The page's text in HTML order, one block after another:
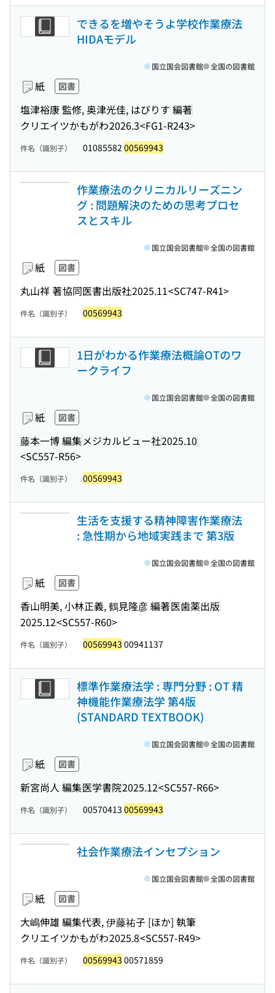
できるを増やそうよ学校作業療法
HIDAモデル
紙 図書
塩津裕康 監修, 奥津光佳, はびりす 編著
クリエイツかもがわ2026.3<FG1-R243>
国立国会図書館 全国の図書館
件名（識別子） 01085582 00569943
作業療法のクリニカルリーズニン
グ : 問題解決のための思考プロセ
スとスキル
紙 図書
丸山祥 著協同医書出版社2025.11<SC747-R41>
国立国会図書館 全国の図書館
件名（識別子） 00569943
1日がわかる作業療法概論OTのワ
ークライフ
紙 図書
藤本一博 編集メジカルビュー社2025.10
<SC557-R56>
国立国会図書館 全国の図書館
件名（識別子） 00569943
生活を支援する精神障害作業療法
: 急性期から地域実践まで 第3版
紙 図書
香山明美, 小林正義, 鶴見隆彦 編著医歯薬出版
2025.12<SC557-R60>
国立国会図書館 全国の図書館
件名（識別子） 00569943 00941137
標準作業療法学 : 専門分野 : OT 精
神機能作業療法学 第4版
(STANDARD TEXTBOOK)
紙 図書
新宮尚人 編集医学書院2025.12<SC557-R66>
国立国会図書館 全国の図書館
件名（識別子） 00570413 00569943
社会作業療法インセプション
紙 図書
大嶋伸雄 編集代表, 伊藤祐子 [ほか] 執筆
クリエイツかもがわ2025.8<SC557-R49>
国立国会図書館 全国の図書館
件名（識別子） 00569943 00571859